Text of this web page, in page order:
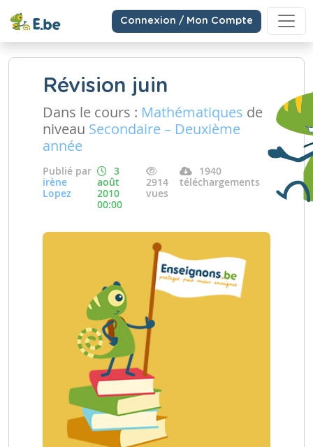
Connexion / Mon Compte
Révision juin
Dans le cours : Mathématiques de
niveau Secondaire – Deuxième
année
Publié par
irène
Lopez
3
août
2010
00:00
2914
vues
1940
téléchargements